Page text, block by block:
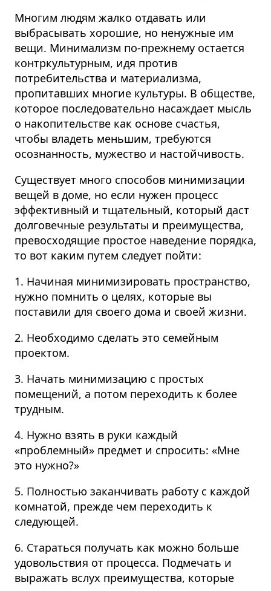
Многим людям жалко отдавать или
выбрасывать хорошие, но ненужные им
вещи. Минимализм по-прежнему остается
контркультурным, идя против
потребительства и материализма,
пропитавших многие культуры. В обществе,
которое последовательно насаждает мысль
о накопительстве как основе счастья,
чтобы владеть меньшим, требуются
осознанность, мужество и настойчивость.
Существует много способов минимизации
вещей в доме, но если нужен процесс
эффективный и тщательный, который даст
долговечные результаты и преимущества,
превосходящие простое наведение порядка,
то вот каким путем следует пойти:
1. Начиная минимизировать пространство,
нужно помнить о целях, которые вы
поставили для своего дома и своей жизни.
2. Необходимо сделать это семейным
проектом.
3. Начать минимизацию с простых
помещений, а потом переходить к более
трудным.
4. Нужно взять в руки каждый
«проблемный» предмет и спросить: «Мне
это нужно?»
5. Полностью заканчивать работу с каждой
комнатой, прежде чем переходить к
следующей.
6. Стараться получать как можно больше
удовольствия от процесса. Подмечать и
выражать вслух преимущества, которые